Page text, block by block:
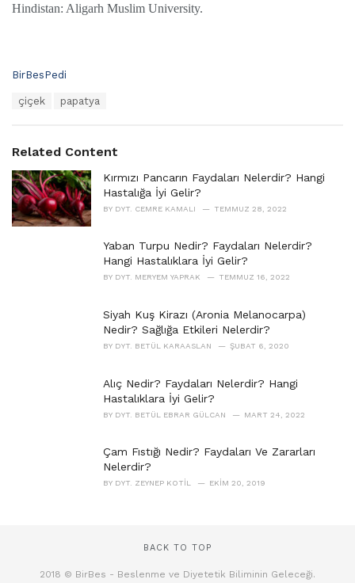
Hindistan: Aligarh Muslim University.
C
r
i
e
s
:
BirBesPedi
:
çiçek papatya
Related Content
Kırmızı Pancarın Faydaları Nelerdir? Hangi
Hastalığa İyi Gelir?
BY DYT. CEMRE KAMALI TEMMUZ 28, 2022
Yaban Turpu Nedir? Faydaları Nelerdir?
Hangi Hastalıklara İyi Gelir?
BY DYT. MERYEM YAPRAK TEMMUZ 16, 2022
Siyah Kuş Kirazı (Aronia Melanocarpa)
Nedir? Sağlığa Etkileri Nelerdir?
BY DYT. BETÜL KARAASLAN ŞUBAT 6, 2020
Alıç Nedir? Faydaları Nelerdir? Hangi
Hastalıklara İyi Gelir?
BY DYT. BETÜL EBRAR GÜLCAN MART 24, 2022
Çam Fıstığı Nedir? Faydaları Ve Zararları
Nelerdir?
BY DYT. ZEYNEP KOTIL EKIM 20, 2019
BACK TO TOP
2018 © BirBes - Beslenme ve Diyetetik Biliminin Geleceği.